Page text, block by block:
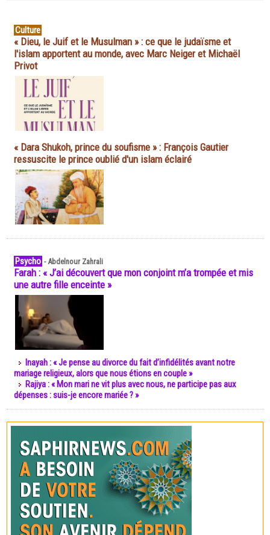
Culture
« Dieu, le Juif et le Musulman » : ce que le judaïsme et
l'islam apportent au monde, avec Marc Neiger et Michaël
Privot
« Dara Shukoh, prince du soufisme » : François Gautier
ressuscite le prince oublié d'un islam éclairé
Psycho -Abdelnour Zahrali
Farah : « J’ai découvert que mon conjoint m’a trompée et mis
une autre fille enceinte »
Inayah : « Je pense au divorce du fait d’infidélités avant notre
mariage religieux, alors que nous étions en couple »
Rajiya : « Mon mari ne vit plus avec nous, ne participe pas aux
dépenses : suis-je encore mariée ? »